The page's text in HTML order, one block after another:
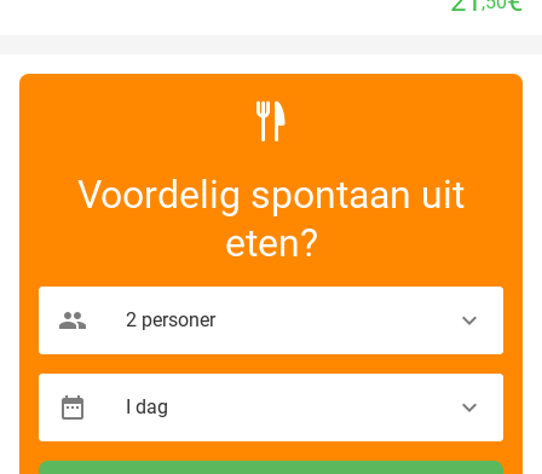
Voordelig spontaan uit
eten?